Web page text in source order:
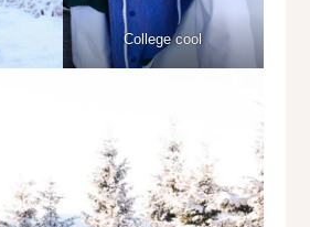
College cool